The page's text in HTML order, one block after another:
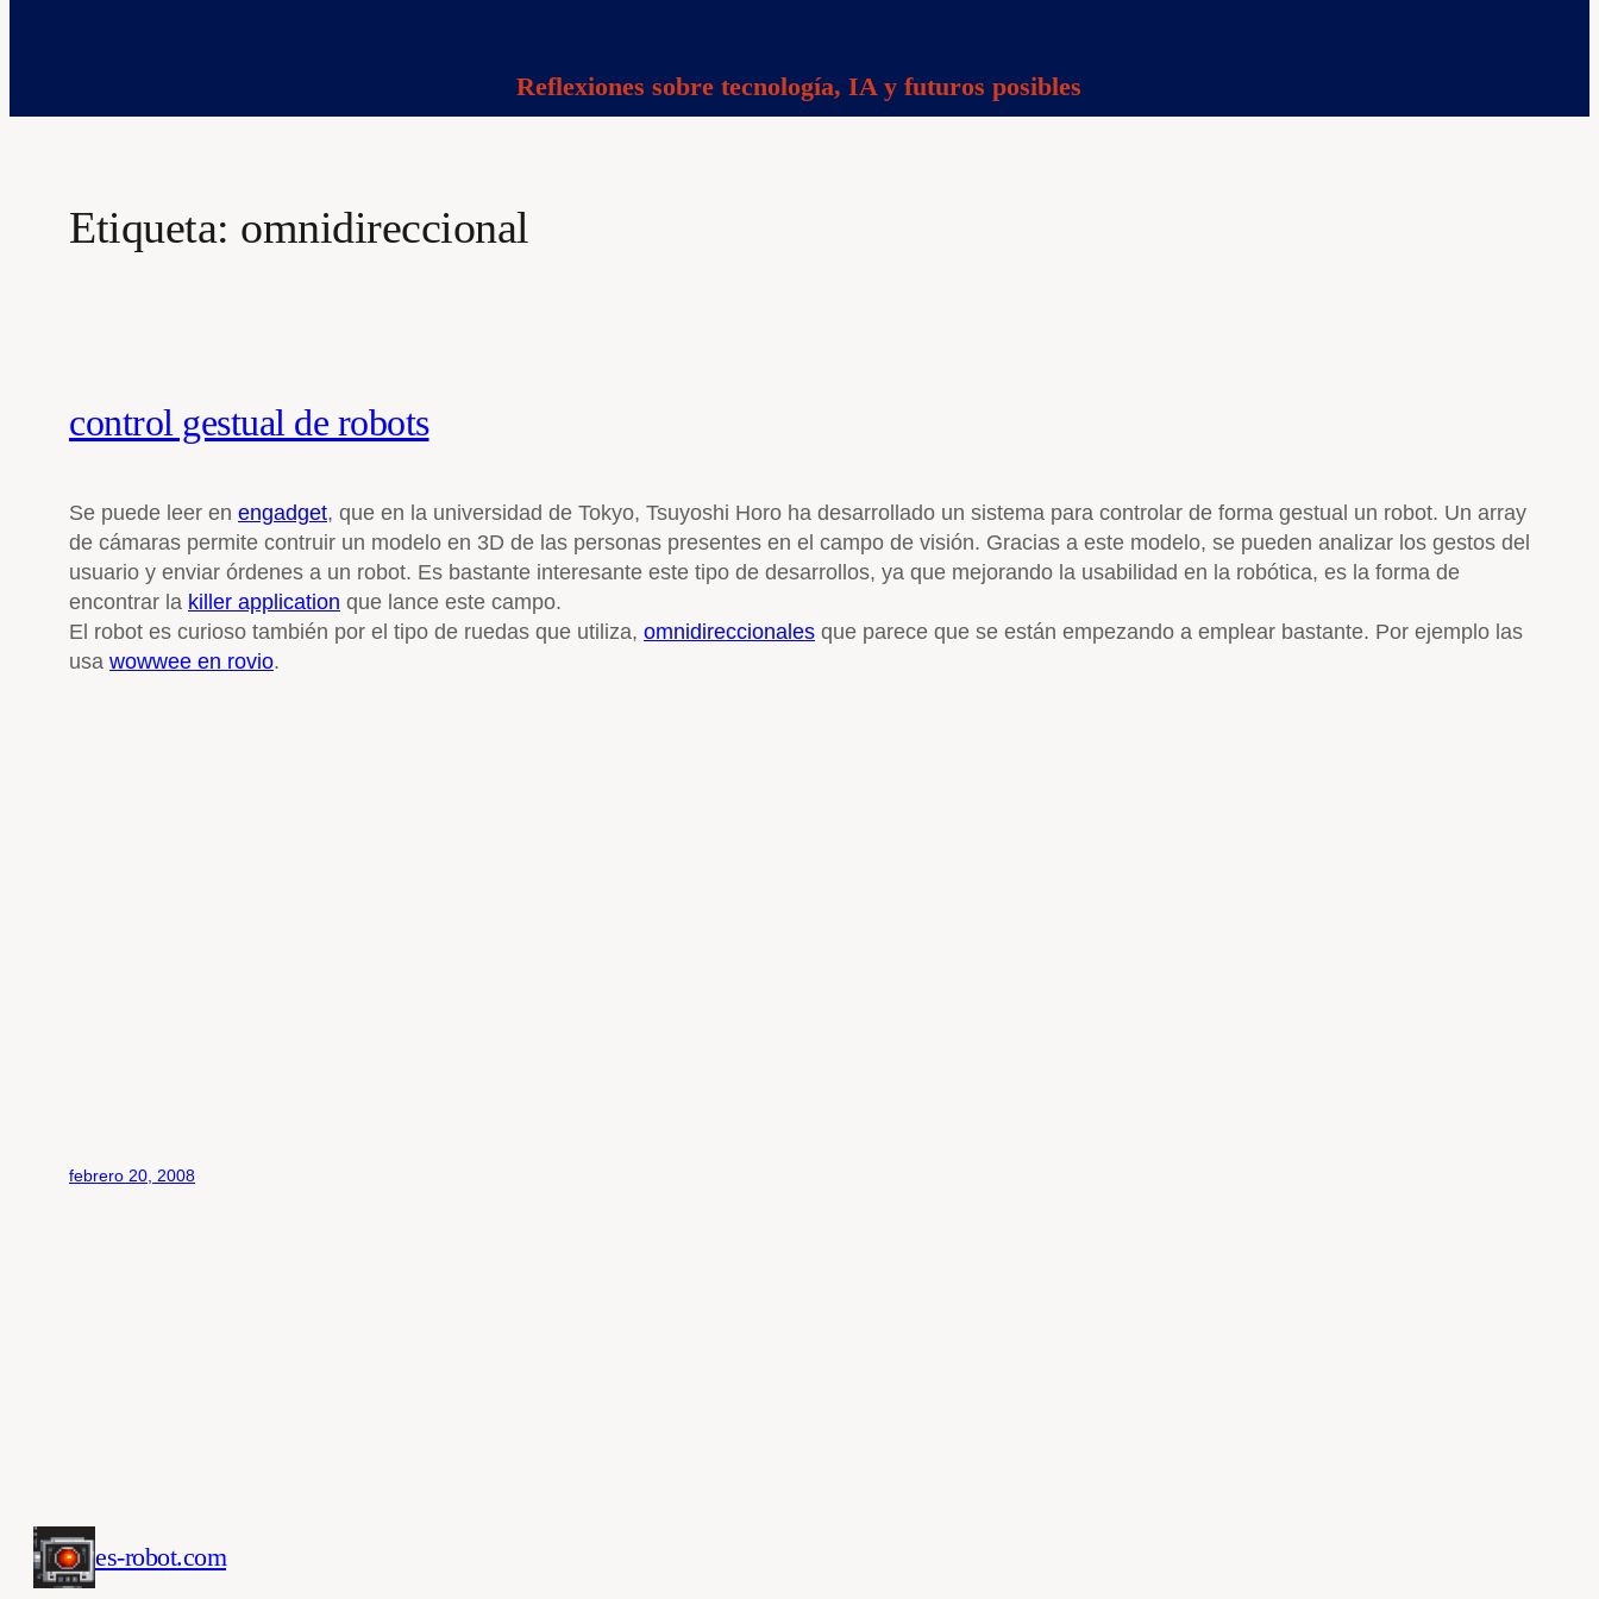
Reflexiones sobre tecnología, IA y futuros posibles
Etiqueta: omnidireccional
control gestual de robots
Se puede leer en engadget, que en la universidad de Tokyo, Tsuyoshi Horo ha desarrollado un sistema para controlar de forma gestual un robot. Un array
de cámaras permite contruir un modelo en 3D de las personas presentes en el campo de visión. Gracias a este modelo, se pueden analizar los gestos del
usuario y enviar órdenes a un robot. Es bastante interesante este tipo de desarrollos, ya que mejorando la usabilidad en la robótica, es la forma de
encontrar la killer application que lance este campo.
El robot es curioso también por el tipo de ruedas que utiliza, omnidireccionales que parece que se están empezando a emplear bastante. Por ejemplo las
usa wowwee en rovio.
febrero 20, 2008
es-robot.com